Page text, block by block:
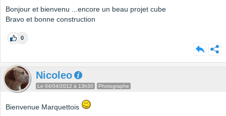
Bonjour et bienvenu ...encore un beau projet cube
Bravo et bonne construction
0
Nicoleo
Le 04/04/2012 à 13h30 Photographe
Bienvenue Marquettois